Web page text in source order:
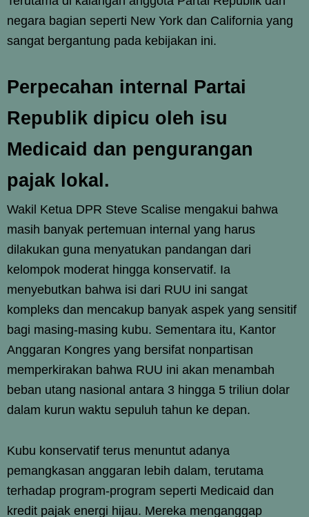
negara bagian seperti New York dan California yang
sangat bergantung pada kebijakan ini.
Perpecahan internal Partai
Republik dipicu oleh isu
Medicaid dan pengurangan
pajak lokal.
Wakil Ketua DPR Steve Scalise mengakui bahwa
masih banyak pertemuan internal yang harus
dilakukan guna menyatukan pandangan dari
kelompok moderat hingga konservatif. Ia
menyebutkan bahwa isi dari RUU ini sangat
kompleks dan mencakup banyak aspek yang sensitif
bagi masing-masing kubu. Sementara itu, Kantor
Anggaran Kongres yang bersifat nonpartisan
memperkirakan bahwa RUU ini akan menambah
beban utang nasional antara 3 hingga 5 triliun dolar
dalam kurun waktu sepuluh tahun ke depan.
Kubu konservatif terus menuntut adanya
pemangkasan anggaran lebih dalam, terutama
terhadap program-program seperti Medicaid dan
kredit pajak energi hijau. Mereka menganggap